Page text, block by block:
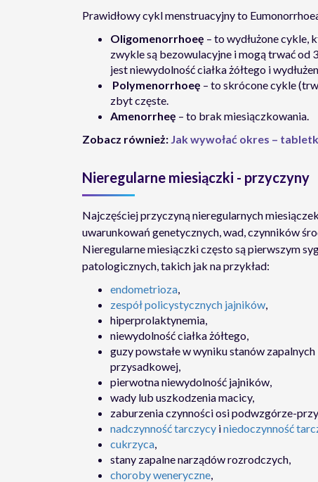
Prawidłowy cykl menstruacyjny to
Oligomenorrhoeę – to wydłużone cykle,
zwykle są bezowulacyjne i mogą trwać od
jest niewydolność ciałka żółtego i
Polymenorrhoeę – to skrócone cykle
zbyt częste.
Amenorrheę – to brak miesiączkowania.
Zobacz również: Jak wywołać okres –
Nieregularne miesiączki - przyczyny
Najczęściej przyczyną nieregularnych
uwarunkowań genetycznych, wad, czynników
Nieregularne miesiączki często są pierwszym
patologicznych, takich jak na przykład:
endometrioza,
zespół policystycznych jajników,
hiperprolaktynemia,
niewydolność ciałka żółtego,
guzy powstałe w wyniku stanów
przysadkowej,
pierwotna niewydolność jajników,
wady lub uszkodzenia macicy,
zaburzenia czynności osi podwzgórze-
nadczynność tarczycy iniedoczynność
cukrzyca,
stany zapalne narządów rozrodczych,
choroby weneryczne,